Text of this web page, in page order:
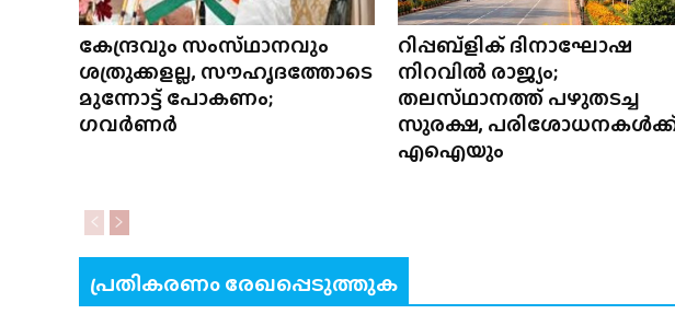
കേന്ദ്രവും സംസ്‌ഥാനവും
ശത്രുക്കളല്ല, സൗഹൃദത്തോടെ
മുന്നോട്ട് പോകണം;
ഗവർണർ
റിപ്പബ്ളിക് ദിനാഘോഷ
നിറവിൽ രാജ്യം;
തലസ്‌ഥാനത്ത് പഴുതടച്ച
സുരക്ഷ,
എഐയും
പ്രതികരണം രേഖപ്പെടുത്തുക